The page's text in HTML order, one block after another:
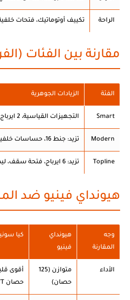
الراحة تكييف أوتوماتيك، فتحات
مقارنة بين الفئات
الفئة الزيادات الجوهرية
Smart التجهيزات القياسية، 2 ايرباج، شاشة 8، جنط 15
Modern تزيد: جنط 16، حساسات خلفية، طارة جلد، مثبت سرعة
Topline تزيد: 6 ايرباج، فتحة سقف، ليدات كاملة، تكييف تاتش
هيونداي فينيو ضد
وجه
المقارنة
هيونداي
فينيو
كيا
الأداء
متوازن (125
حصان)
حصان CVT)